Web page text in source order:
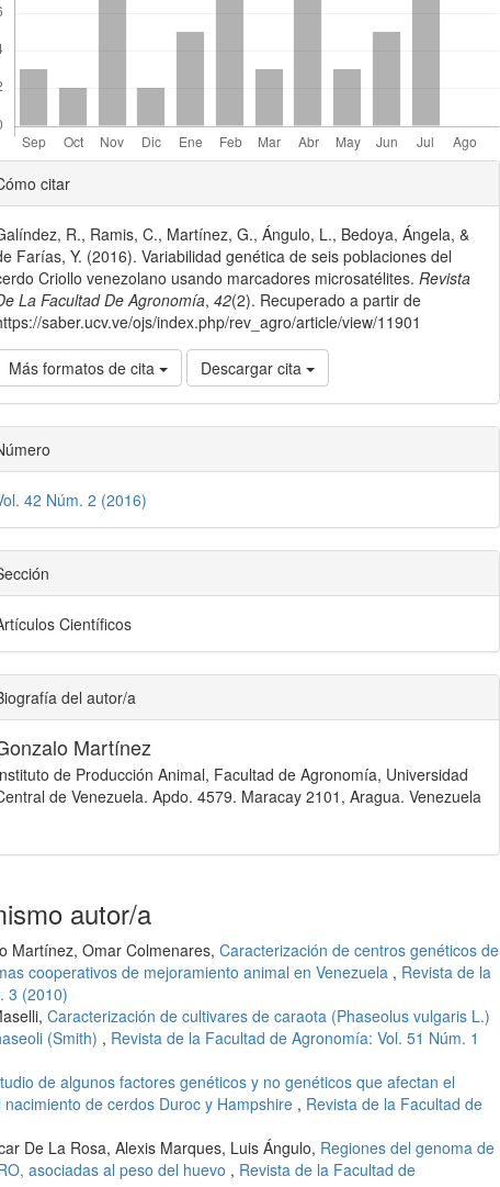
citar
R., Ramis, C., Martínez, G., Ángulo, L., Bedoya, Ángela, &
Farías, Y. (2016). Variabilidad genética de seis poblaciones del
Criollo venezolano usando marcadores microsatélites.Revista
La Facultad De Agronomía,42(2). Recuperado a partir de
saber.ucv.ve/ojs/index.php/rev_agro/article/view/11901
Más formatos de cita Descargar cita
42 Núm. 2 (2016)
Científicos
del autor/a
Martínez
de Producción Animal, Facultad de Agronomía, Universidad
de Venezuela. Apdo. 4579. Maracay 2101, Aragua. Venezuela
autor/a
Martínez, Omar Colmenares, Caracterización de centros genéticos de
cooperativos de mejoramiento animal en Venezuela , Revista de la
3 (2010)
Caracterización de cultivares de caraota (Phaseolus vulgaris L.)
(Smith) , Revista de la Facultad de Agronomía: Vol. 51 Núm. 1
de algunos factores genéticos y no genéticos que afectan el
de cerdos Duroc y Hampshire , Revista de la Facultad de
De La Rosa, Alexis Marques, Luis Ángulo, Regiones del genoma de
asociadas al peso del huevo , Revista de la Facultad de